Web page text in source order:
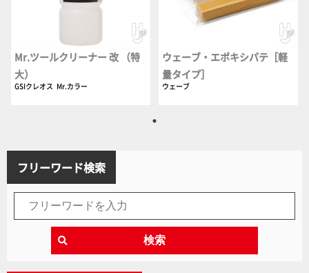
Mr.ツールクリーナー 改 （特
大）
GSIクレオス Mr.カラー
ウェーブ・エポキシパテ［軽
量タイプ］
ウェーブ
フリーワード検索
検索